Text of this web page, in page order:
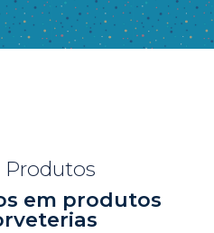
Produtos
em produtos